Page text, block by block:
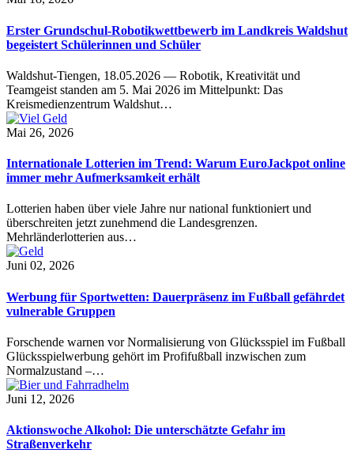
Erster Grundschul-Robotikwettbewerb im Landkreis Waldshut
begeistert Schülerinnen und Schüler
Waldshut-Tiengen, 18.05.2026 — Robotik, Kreativität und
Teamgeist standen am 5. Mai 2026 im Mittelpunkt: Das
Kreismedienzentrum Waldshut…
Mai 26, 2026
Internationale Lotterien im Trend: Warum EuroJackpot online
immer mehr Aufmerksamkeit erhält
Lotterien haben über viele Jahre nur national funktioniert und
überschreiten jetzt zunehmend die Landesgrenzen.
Mehrländerlotterien aus…
Juni 02, 2026
Werbung für Sportwetten: Dauerpräsenz im Fußball gefährdet
vulnerable Gruppen
Forschende warnen vor Normalisierung von Glücksspiel im Fußball
Glücksspielwerbung gehört im Profifußball inzwischen zum
Normalzustand –…
Juni 12, 2026
Aktionswoche Alkohol: Die unterschätzte Gefahr im
Straßenverkehr